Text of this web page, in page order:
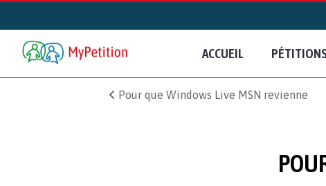
ACCUEIL
Pour que Windows Live MSN revienne